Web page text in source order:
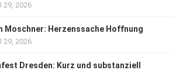
29, 2026
Moschner: Herzenssache Hoffnung
29, 2026
Dresden: Kurz und substanziell